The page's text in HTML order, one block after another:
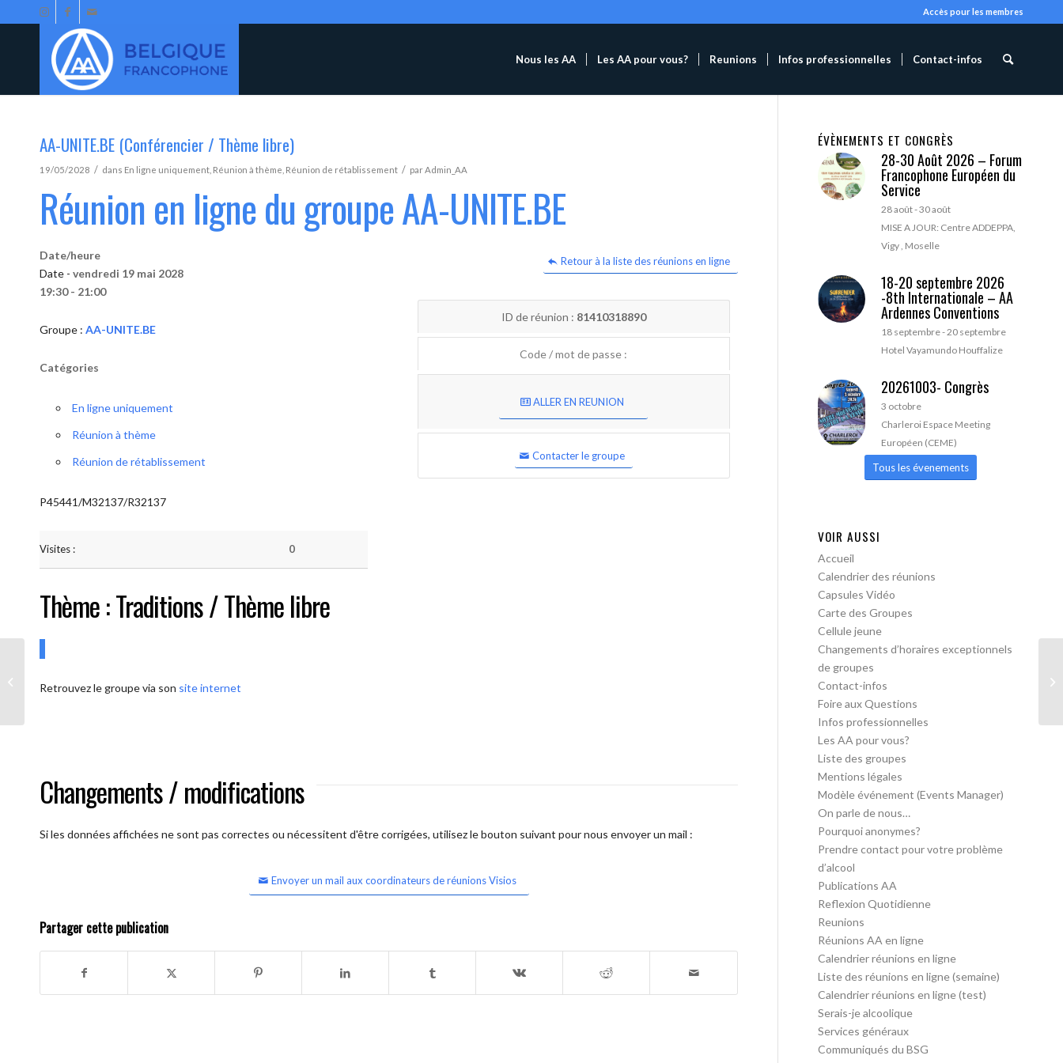
Accès pour les membres
Nous les AA Les AA pour vous? Reunions Infos professionnelles Contact-infos
AA-UNITE.BE (Conférencier / Thème libre)
19/05/2028 / dans En ligne uniquement Réunion à thème Réunion de rétablissement / parAdmin_AA
Réunion en ligne du groupe AA-UNITE.BE
Retour à la liste des réunions en ligne
Date/heure
Date - vendredi 19 mai 2028
19:30 - 21:00
Groupe : AA-UNITE.BE
Catégories
En ligne uniquement
Réunion à thème
Réunion de rétablissement
P45441/M32137/R32137
Visites : 0
ID de réunion : 81410318890
Code / mot de passe :
ALLER EN REUNION
Contacter le groupe
Thème : Traditions / Thème libre
Retrouvez le groupe via son site internet
Changements / modifications
Si les données affichées ne sont pas correctes ou nécessitent d'être corrigées, utilisez le bouton suivant pour nous envoyer un mail :
Envoyer un mail aux coordinateurs de réunions Visios
Partager cette publication
ÉVÈNEMENTS ET CONGRÈS
28-30 Août 2026 – Forum
Francophone Européen du
Service
28 août-30 août
MISE A JOUR: Centre ADDEPPA,
Vigy , Moselle
18-20 septembre 2026
-8th Internationale – AA
Ardennes Conventions
18 septembre-20 septembre
Hotel Vayamundo Houffalize
20261003- Congrès
3 octobre
Charleroi Espace Meeting
Européen (CEME)
Tous les évenements
VOIR AUSSI
Accueil
Calendrier des réunions
Capsules Vidéo
Carte des Groupes
Cellule jeune
Changements d’horaires exceptionnels
de groupes
Contact-infos
Foire aux Questions
Infos professionnelles
Les AA pour vous?
Liste des groupes
Mentions légales
Modèle événement (Events Manager)
On parle de nous…
Pourquoi anonymes?
Prendre contact pour votre problème
d’alcool
Publications AA
Reflexion Quotidienne
Reunions
Réunions AA en ligne
Calendrier réunions en ligne
Liste des réunions en ligne (semaine)
Calendrier réunions en ligne (test)
Serais-je alcoolique
Services généraux
Communiqués du BSG
libre)